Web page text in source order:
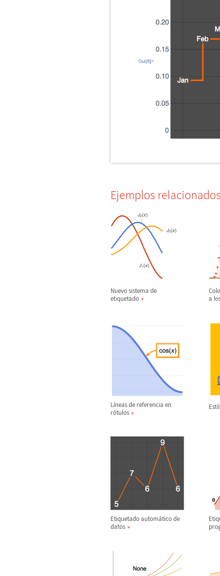
Out[6]=
Ejemplos
Nuevo sistema de
etiquetado
a
Líneas de referencia en
rótulos
Etiquetado automático de
datos